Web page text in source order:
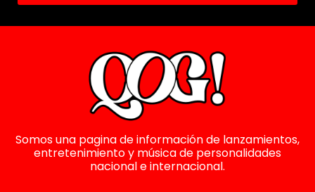
Somos una pagina de información de lanzamientos,
entretenimiento y música de personalidades
nacional e internacional.